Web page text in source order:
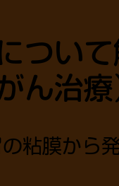
つい
ん治療
粘膜から